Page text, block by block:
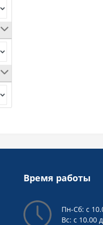
Время работы
Пн-Сб: с
Вс: с 10.00